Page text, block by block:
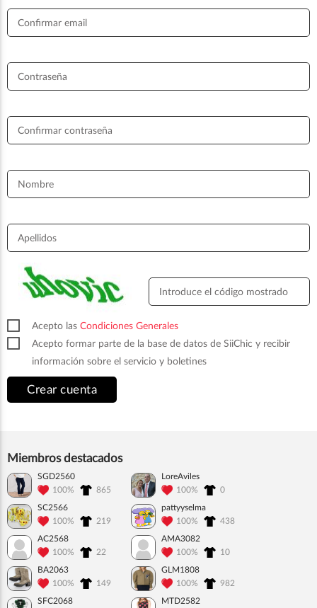
Confirmar email
Contraseña
Confirmar contraseña
Nombre
Apellidos
Introduce el código mostrado
Acepto las Condiciones Generales
Acepto formar parte de la base de datos de SiiChic y recibir
información sobre el servicio y boletines
Crear cuenta
Miembros destacados
SGD2560
100%
865
LoreAviles
100%
0
SC2566
100%
219
pattyyselma
100%
438
AC2568
100%
22
AMA3082
100%
10
BA2063
100%
149
GLM1808
100%
982
SFC2068
MTD2582